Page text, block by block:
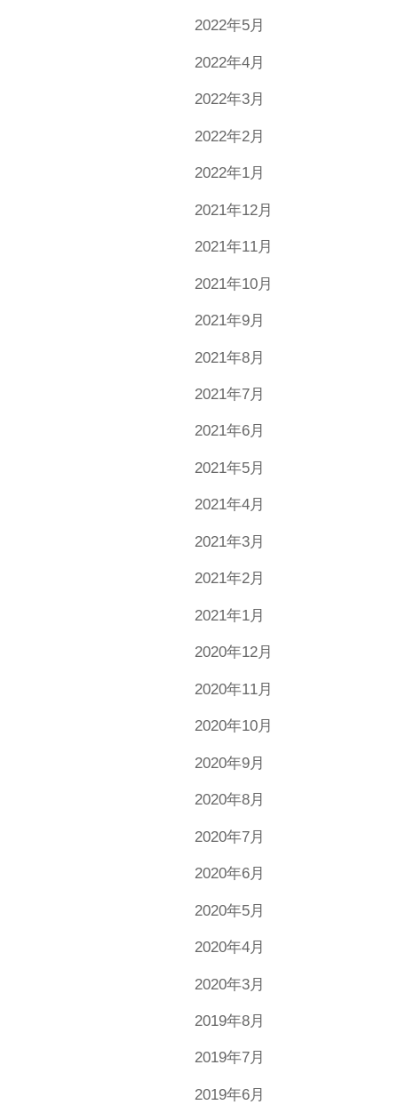
2022年5月
2022年4月
2022年3月
2022年2月
2022年1月
2021年12月
2021年11月
2021年10月
2021年9月
2021年8月
2021年7月
2021年6月
2021年5月
2021年4月
2021年3月
2021年2月
2021年1月
2020年12月
2020年11月
2020年10月
2020年9月
2020年8月
2020年7月
2020年6月
2020年5月
2020年4月
2020年3月
2019年8月
2019年7月
2019年6月